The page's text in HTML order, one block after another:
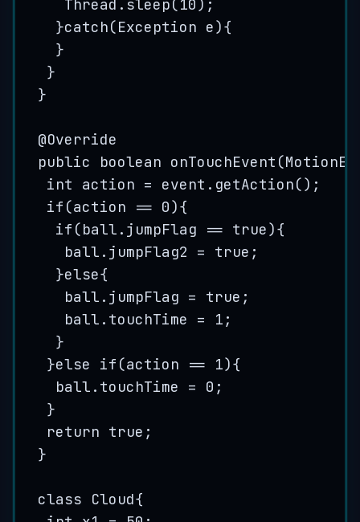
Thread . sleep( 10 ) ;
}catch(Exception e){
}
}
}
@Override
public
boolean onTouchEvent (
int
action = event . getAction() ;
if (action == 0){
if (ball . jumpFlag == true){
ball . jumpFlag2 = true ;
}else{
ball . jumpFlag = true ;
ball . touchTime = 1 ;
}
}else if (action == 1){
ball . touchTime = 0 ;
}
return true ;
}
class Cloud{